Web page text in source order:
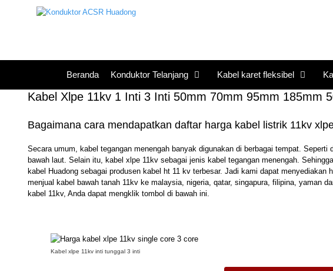
Beranda Konduktor Telanjang Kabel karet fleksibel
Kabel Xlpe 11kv 1 Inti 3 Inti 50mm 70mm 95mm 185mm
Bagaimana cara mendapatkan daftar harga kabel listrik 11kv
Secara umum, kabel tegangan menengah banyak digunakan di berbagai tempat.
bawah laut. Selain itu, kabel xlpe 11kv sebagai jenis kabel tegangan menengah.
kabel Huadong sebagai produsen kabel ht 11 kv terbesar. Jadi kami dapat
menjual kabel bawah tanah 11kv ke malaysia, nigeria, qatar, singapura, filipina, yaman
kabel 11kv, Anda dapat mengklik tombol di bawah ini.
Kabel xlpe 11kv inti tunggal 3 inti